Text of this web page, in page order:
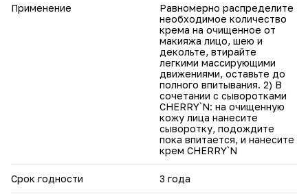
Применение
Равномерно распределите
необходимое количество
крема на очищенное от
макияжа лицо, шею и
декольте, втирайте
легкими массирующими
движениями, оставьте до
полного впитывания. 2) В
сочетании с сыворотками
CHERRY`N: на очищенную
кожу лица нанесите
сыворотку, подождите
пока впитается, и нанесите
крем CHERRY`N
Срок годности 3 года